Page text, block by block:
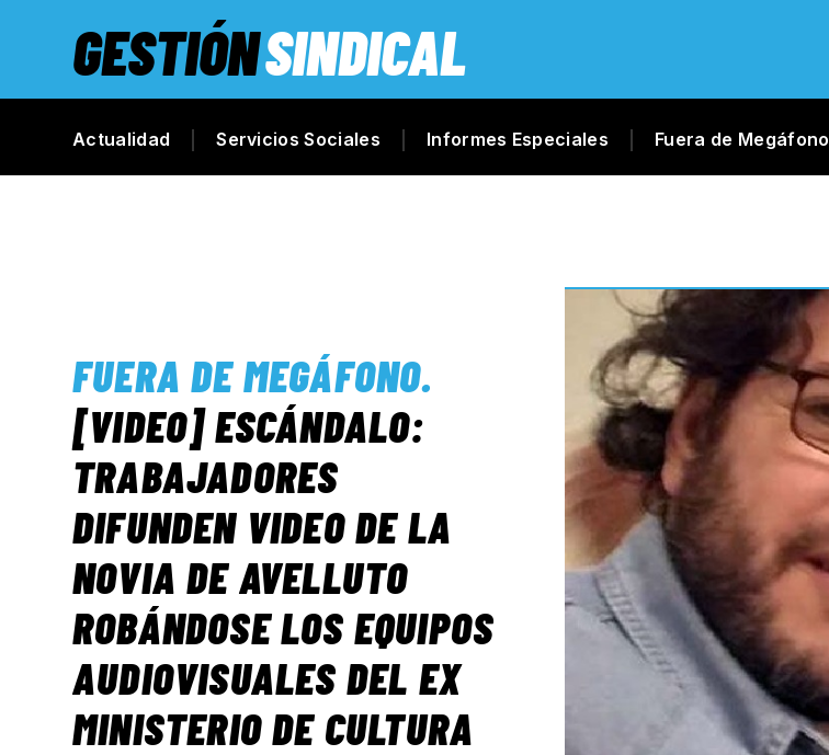
GESTIÓNSINDICAL
Actualidad Servicios Sociales Informes Especiales Fuera de Megáfono
FUERA DE MEGÁFONO.
[VIDEO] ESCÁNDALO:
TRABAJADORES
DIFUNDEN VIDEO DE LA
NOVIA DE AVELLUTO
ROBÁNDOSE LOS EQUIPOS
AUDIOVISUALES DEL EX
MINISTERIO DE CULTURA